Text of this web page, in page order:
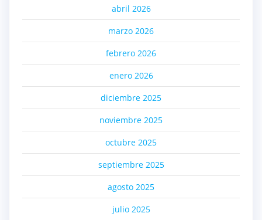
abril 2026
marzo 2026
febrero 2026
enero 2026
diciembre 2025
noviembre 2025
octubre 2025
septiembre 2025
agosto 2025
julio 2025